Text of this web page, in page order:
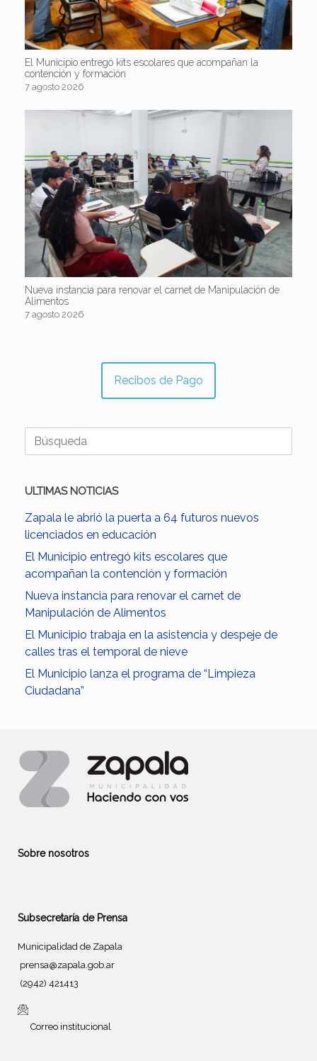
El Municipio entregó kits escolares que acompañan la
contención y formación
7 agosto 2026
Nueva instancia para renovar el carnet de Manipulación de
Alimentos
7 agosto 2026
Recibos de Pago
Buscar:
ULTIMAS NOTICIAS
Zapala le abrió la puerta a 64 futuros nuevos
licenciados en educación
El Municipio entregó kits escolares que
acompañan la contención y formación
Nueva instancia para renovar el carnet de
Manipulación de Alimentos
El Municipio trabaja en la asistencia y despeje de
calles tras el temporal de nieve
El Municipio lanza el programa de “Limpieza
Ciudadana”
Sobre nosotros
Subsecretaría de Prensa
Municipalidad de Zapala
prensa@zapala.gob.ar
(2942) 421413
Correo institucional